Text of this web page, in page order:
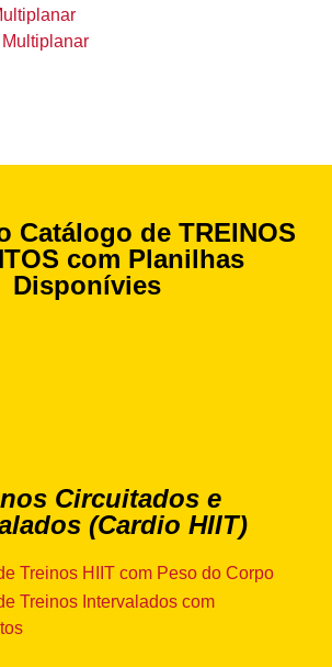
Catálogo de TREINOS
com Planilhas
Disponívies
Circuitados e
(Cardio HIIT)
Treinos HIIT com Peso do Corpo​
Treinos Intervalados com